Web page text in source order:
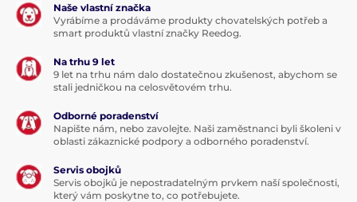
Naše vlastní značka
Vyrábíme a prodáváme produkty chovatelských potřeb a
smart produktů vlastní značky Reedog.
Na trhu 9 let
9 let na trhu nám dalo dostatečnou zkušenost, abychom se
stali jedničkou na celosvětovém trhu.
Odborné poradenství
Napište nám, nebo zavolejte. Naši zaměstnanci byli školeni v
oblasti zákaznické podpory a odborného poradenství.
Servis obojků
Servis obojků je nepostradatelným prvkem naší společnosti,
který vám poskytne to, co potřebujete.